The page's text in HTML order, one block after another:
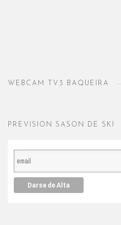
WEBCAM TV3 BAQUEIRA
PREVISION SASON DE SKI